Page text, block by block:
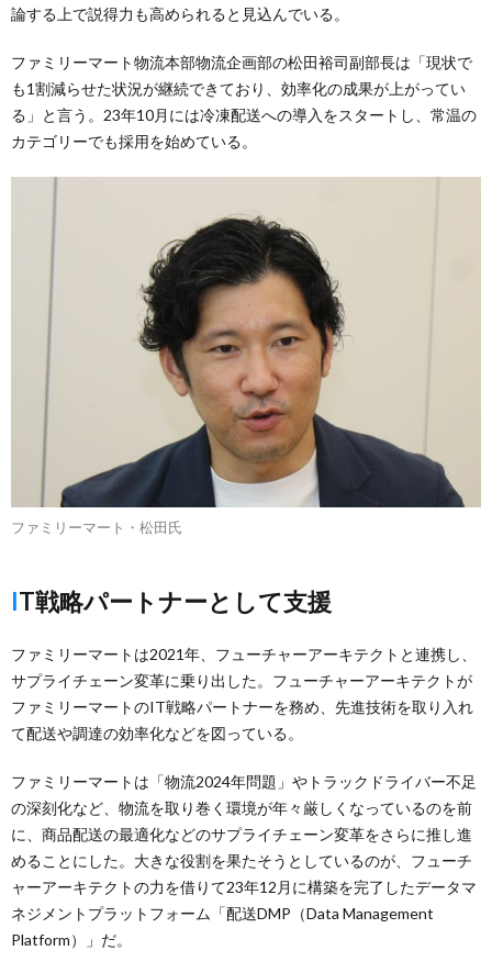
論する上で説得力も高められると見込んでいる。
ファミリーマート物流本部物流企画部の松田裕司副部長は「現状で
も1割減らせた状況が継続できており、効率化の成果が上がってい
る」と言う。23年10月には冷凍配送への導入をスタートし、常温の
カテゴリーでも採用を始めている。
ファミリーマート・松田氏
IT戦略パートナーとして支援
ファミリーマートは2021年、フューチャーアーキテクトと連携し、
サプライチェーン変革に乗り出した。フューチャーアーキテクトが
ファミリーマートのIT戦略パートナーを務め、先進技術を取り入れ
て配送や調達の効率化などを図っている。
ファミリーマートは「物流2024年問題」やトラックドライバー不足
の深刻化など、物流を取り巻く環境が年々厳しくなっているのを前
に、商品配送の最適化などのサプライチェーン変革をさらに推し進
めることにした。大きな役割を果たそうとしているのが、フューチ
ャーアーキテクトの力を借りて23年12月に構築を完了したデータマ
ネジメントプラットフォーム「配送DMP（Data Management
Platform）」だ。